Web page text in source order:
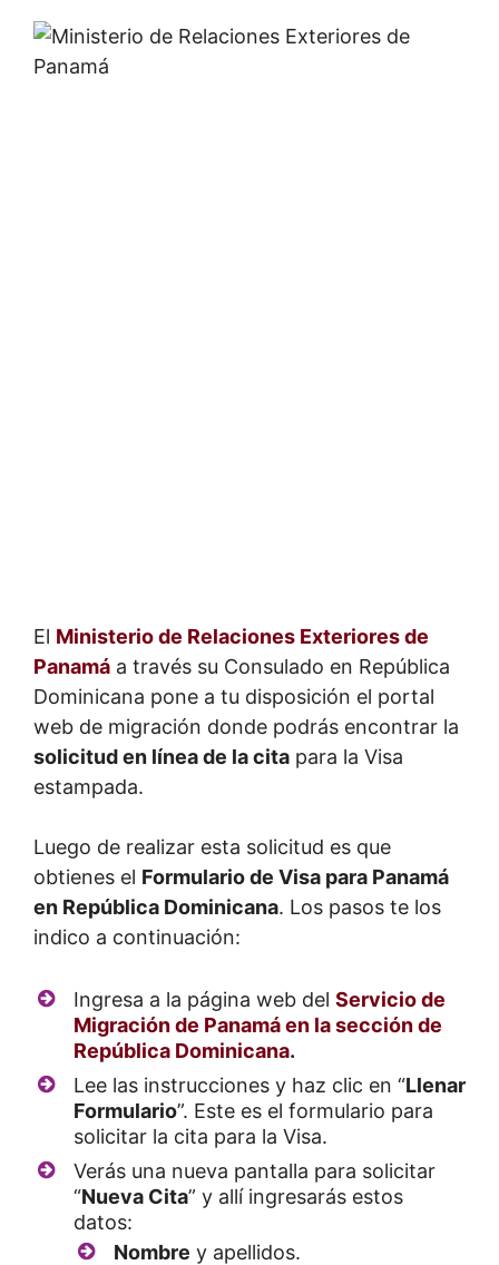
El Ministerio de Relaciones Exteriores de
Panamá a través su Consulado en República
Dominicana pone a tu disposición el portal
web de migración donde podrás encontrar la
solicitud en línea de la cita para la Visa
estampada.
Luego de realizar esta solicitud es que
obtienes el Formulario de Visa para Panamá
en República Dominicana. Los pasos te los
indico a continuación:
Ingresa a la página web del Servicio de
Migración de Panamá en la sección de
República Dominicana.
Lee las instrucciones y haz clic en “Llenar
Formulario”. Este es el formulario para
solicitar la cita para la Visa.
Verás una nueva pantalla para solicitar
“Nueva Cita” y allí ingresarás estos
datos:
Nombre y apellidos.